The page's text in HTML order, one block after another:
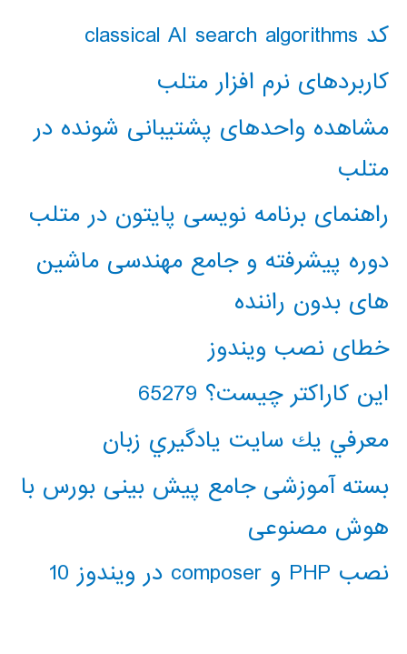
کد classical AI search algorithms
کاربردهای نرم افزار متلب
مشاهده واحدهای پشتیبانی شونده در
متلب
راهنمای برنامه نویسی پایتون در متلب
دوره پیشرفته و جامع مهندسی ماشین
های بدون راننده
خطای نصب ویندوز
این کاراکتر چیست؟ 65279
معرفي يك سايت يادگيري زبان
بسته آموزشی جامع پیش بینی بورس با
هوش مصنوعی
نصب PHP و composer در ویندوز 10